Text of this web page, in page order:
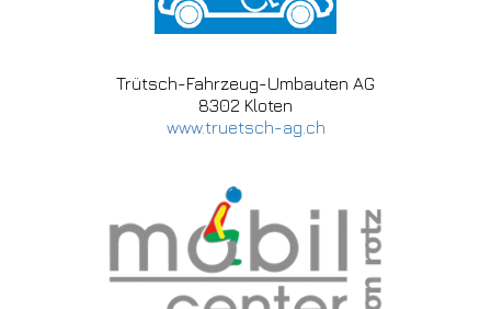
Trütsch-Fahrzeug-Umbauten AG
8302 Kloten
www.truetsch-ag.ch